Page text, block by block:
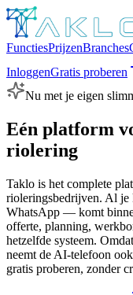
FunctiesPrijzenBranches
InloggenGratis proberen
Nu met je eigen
Eén platform
riolering
Taklo is het complete
rioleringsbedrijven. Al
WhatsApp — komt
offerte, planning,
hetzelfde systeem.
neemt de AI-telefoon
gratis proberen, zonder